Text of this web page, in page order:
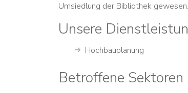
Umsiedlung der Bibliothek
Unsere
Hochbauplanung
Betroffene Sektoren